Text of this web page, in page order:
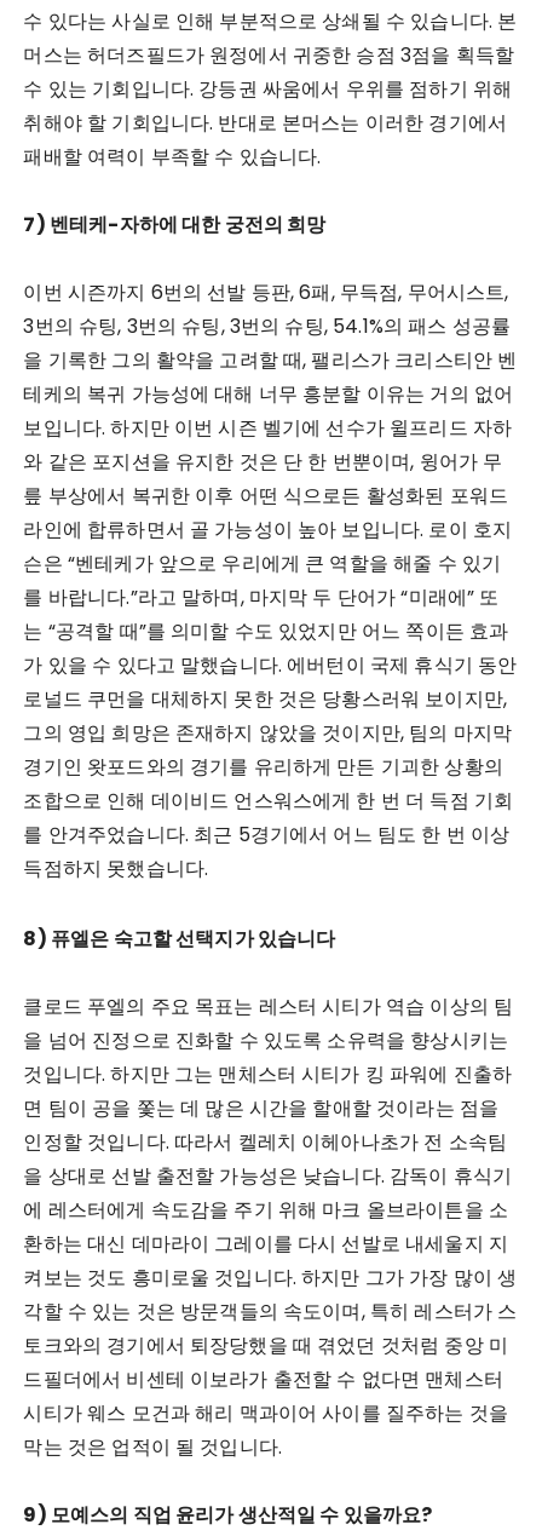
수 있다는 사실로 인해 부분적으로 상쇄될 수 있습니다. 본
머스는 허더즈필드가 원정에서 귀중한 승점 3점을 획득할
수 있는 기회입니다. 강등권 싸움에서 우위를 점하기 위해
취해야 할 기회입니다. 반대로 본머스는 이러한 경기에서
패배할 여력이 부족할 수 있습니다.
7) 벤테케-자하에 대한 궁전의 희망
이번 시즌까지 6번의 선발 등판, 6패, 무득점, 무어시스트,
3번의 슈팅, 3번의 슈팅, 3번의 슈팅, 54.1%의 패스 성공률
을 기록한 그의 활약을 고려할 때, 팰리스가 크리스티안 벤
테케의 복귀 가능성에 대해 너무 흥분할 이유는 거의 없어
보입니다. 하지만 이번 시즌 벨기에 선수가 윌프리드 자하
와 같은 포지션을 유지한 것은 단 한 번뿐이며, 윙어가 무
릎 부상에서 복귀한 이후 어떤 식으로든 활성화된 포워드
라인에 합류하면서 골 가능성이 높아 보입니다. 로이 호지
슨은 “벤테케가 앞으로 우리에게 큰 역할을 해줄 수 있기
를 바랍니다.”라고 말하며, 마지막 두 단어가 “미래에” 또
는 “공격할 때”를 의미할 수도 있었지만 어느 쪽이든 효과
가 있을 수 있다고 말했습니다. 에버턴이 국제 휴식기 동안
로널드 쿠먼을 대체하지 못한 것은 당황스러워 보이지만,
그의 영입 희망은 존재하지 않았을 것이지만, 팀의 마지막
경기인 왓포드와의 경기를 유리하게 만든 기괴한 상황의
조합으로 인해 데이비드 언스워스에게 한 번 더 득점 기회
를 안겨주었습니다. 최근 5경기에서 어느 팀도 한 번 이상
득점하지 못했습니다.
8) 퓨엘은 숙고할 선택지가 있습니다
클로드 푸엘의 주요 목표는 레스터 시티가 역습 이상의 팀
을 넘어 진정으로 진화할 수 있도록 소유력을 향상시키는
것입니다. 하지만 그는 맨체스터 시티가 킹 파워에 진출하
면 팀이 공을 쫓는 데 많은 시간을 할애할 것이라는 점을
인정할 것입니다. 따라서 켈레치 이헤아나초가 전 소속팀
을 상대로 선발 출전할 가능성은 낮습니다. 감독이 휴식기
에 레스터에게 속도감을 주기 위해 마크 올브라이튼을 소
환하는 대신 데마라이 그레이를 다시 선발로 내세울지 지
켜보는 것도 흥미로울 것입니다. 하지만 그가 가장 많이 생
각할 수 있는 것은 방문객들의 속도이며, 특히 레스터가 스
토크와의 경기에서 퇴장당했을 때 겪었던 것처럼 중앙 미
드필더에서 비센테 이보라가 출전할 수 없다면 맨체스터
시티가 웨스 모건과 해리 맥과이어 사이를 질주하는 것을
막는 것은 업적이 될 것입니다.
9) 모예스의 직업 윤리가 생산적일 수 있을까요?